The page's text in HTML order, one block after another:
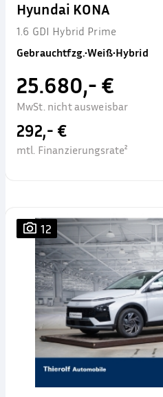
Hyundai KONA
1.6 GDI Hybrid Prime
Gebrauchtfzg.•Weiß•Hybrid
25.680,- €
MwSt. nicht ausweisbar
292,- €
mtl. Finanzierungsrate²
12